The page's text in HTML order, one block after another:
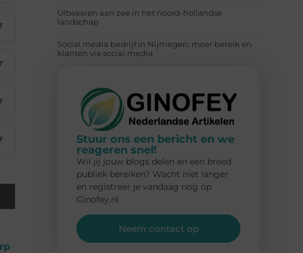
Uitwaaien aan zee in het noord-hollandse
landschap
Social media bedrijf in Nijmegen: meer bereik en
klanten via social media
Stuur ons een bericht en we
reageren snel!
Wil jij jouw blogs delen en een breed
publiek bereiken? Wacht niet langer
en registreer je vandaag nog op
Ginofey.nl
Neem contact op